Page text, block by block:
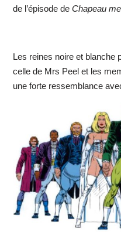
de l’épisode de Chapeau
Les reines noire et blanche
celle de Mrs Peel et les
une forte ressemblance